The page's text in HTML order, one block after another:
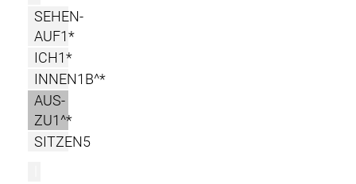
SEHEN-
AUF1*
ICH1*
INNEN1B^*
AUS-
ZU1^*
SITZEN5